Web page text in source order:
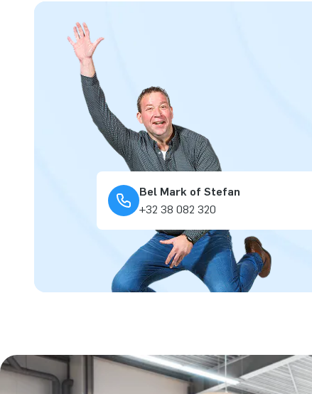
Bel Mark of Stefan
+32 38 082 320